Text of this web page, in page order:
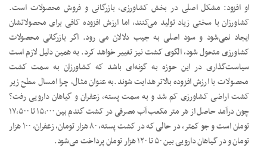
او افزود: مشکل اصلی در بخش کشاورزی، بازرگانی و فروش محصولات است.
کشاورزان با سختی زیاد تولید می‌کنند، اما ارزش افزوده کافی برای محصولاتشان
ایجاد نمی‌شود و سود اصلی به جیب دلالان می رود. اگر بازرگانی محصولات
کشاورزی متحول شود، الگوی کشت نیز تغییر خواهد کرد. به همین دلیل لازم است
سیاست‌گذاری در این حوزه به گونه‌ای باشد که کشاورزان به سمت کشت
محصولات با ارزش افزوده بالاتر هدایت شوند.به عنوان مثال، چرا امسال سطح زیر
کشت اراضی کشاورزی کم شد و به سمت پسته، زعفران و گیاهان دارویی رفت؟
چون درآمد حاصل از هر متر مکعب آب مصرفی در کشت گندم بین ۱۵,۰۰۰ تا ۱۷,۵۰۰
تومان است و جو کمتر، در حالی که در کشت پسته، ۸۰ هزار تومان، زعفران، ۱۰۰ هزار
تومان و در گیاهان دارویی بین ۵۰ تا ۱۲۰ هزار تومان پرداخت می‌شود.